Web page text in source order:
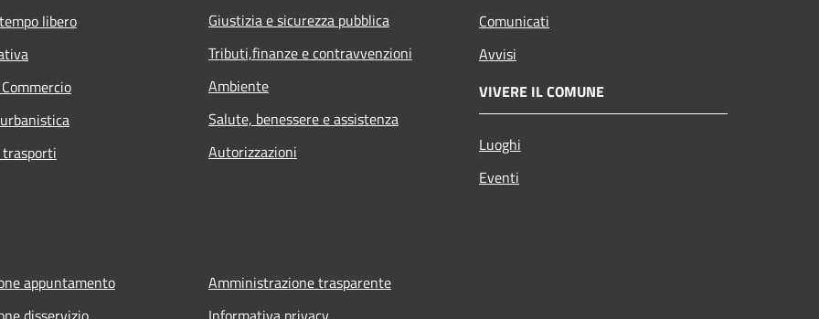
libero
Giustizia e sicurezza pubblica
Tributi,finanze e contravvenzioni
Ambiente
Salute, benessere e assistenza
Autorizzazioni
Comunicati
Avvisi
VIVERE IL COMUNE
Luoghi
Eventi
appuntamento
Amministrazione trasparente